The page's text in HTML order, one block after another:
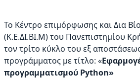
Το Κέντρο επιμόρφωσης και Δια
(Κ.Ε.ΔΙ.ΒΙ.Μ) του Πανεπιστημίου
τον τρίτο κύκλο του εξ
προγράμματος με τίτλο: «
προγραμματισμού Python»